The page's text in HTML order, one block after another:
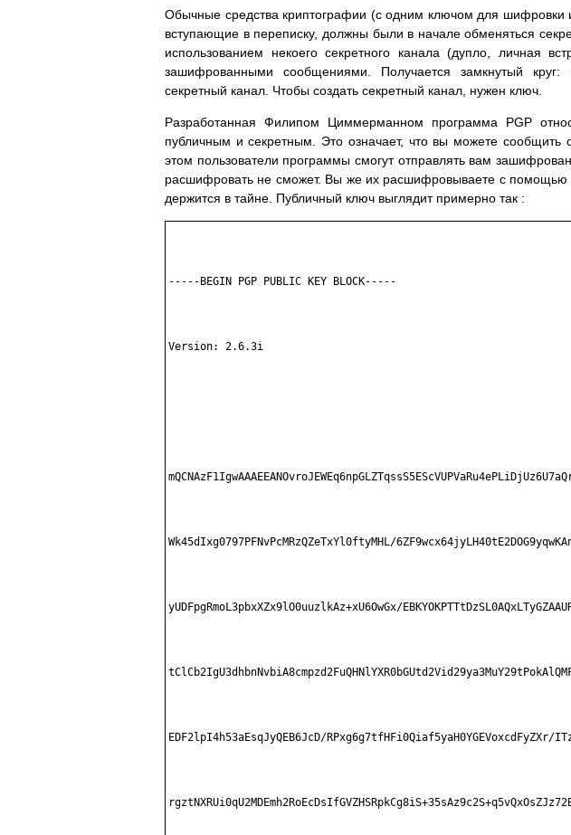
Обычные средства криптографии (с одним ключом для шифровки
вступающие в переписку, должны были в начале обменяться
использованием некоего секретного канала (дупло, личная
зашифрованными сообщениями. Получается замкнутый
секретный канал. Чтобы создать секретный канал, нужен ключ.
Разработанная Филипом Циммерманном программа PGP
публичным и секретным. Это означает, что вы можете сообщить
этом пользователи программы смогут отправлять вам
расшифровать не сможет. Вы же их расшифровываете с помощью
держится в тайне. Публичный ключ выглядит примерно так :
-----BEGIN PGP PUBLIC KEY BLOCK-----
Version: 2.6.3i
Wk45dIxg0797PFNvPcMRzQZeTxYl0ftyMHL/
yUDFpgRmoL3pbxXZx9lO0uuzlkAz+xU6OwGx/
EDF2lpI4h53aEsqJyQEB6JcD/RPxg6g7tfHFi0Qiaf5yaH0YGEVoxcdFyZXr/